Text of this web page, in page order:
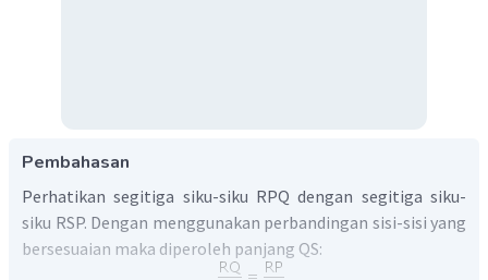
Pembahasan
Perhatikan segitiga siku-siku RPQ dengan segitiga siku-
siku RSP. Dengan menggunakan perbandingan sisi-sisi yang
bersesuaian maka diperoleh panjang QS: